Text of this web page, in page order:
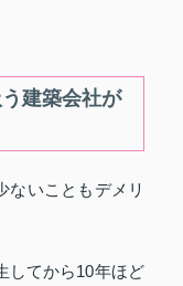
建築会社が
ないこともデメリ
してから10年ほど